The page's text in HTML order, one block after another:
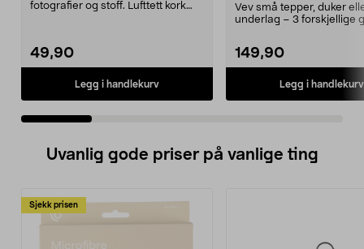
fotografier og stoff. Lufttett kork
49,90
Legg i handlekurv
Vev små tepper, duker
underlag – 3 forskjellige
149,90
Legg i handlekurv
Uvanlig gode priser på vanlige ting
Sjekk prisen